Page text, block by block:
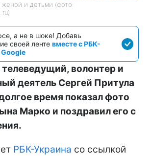
женой и детьми (фото:
а не в шоке! Добавь
своей ленте вместе с РБК-
Google
волонтер и
деятель Сергей Притула
время показал фото
Марко и поздравил его с
РБК-Украина со ссылкой